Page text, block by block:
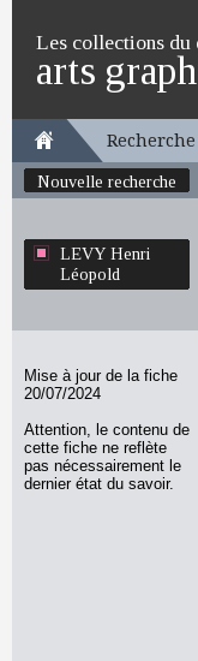
Les collections du
arts
Nouvelle recherche
LEVY Henri
Léopold
Mise à jour de la fiche
20/07/2024
Attention, le contenu de
cette fiche ne reflète
pas nécessairement le
dernier état du savoir.